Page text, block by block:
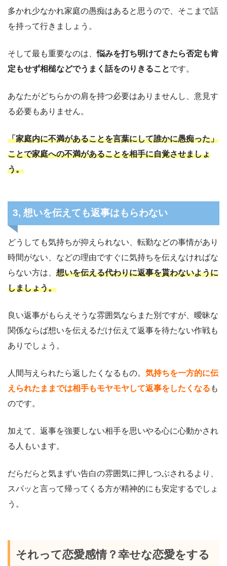
多かれ少なかれ家庭の愚痴はあると思うので、そこまで話
を持って行きましょう。
そして最も重要なのは、悩みを打ち明けてきたら否定も肯
定もせず相槌などでうまく話をのりきることです。
あなたがどちらかの肩を持つ必要はありませんし、意見す
る必要もありません。
「家庭内に不満があることを言葉にして誰かに愚痴った」
ことで家庭への不満があることを相手に自覚させましょ
う。
3, 想いを伝えても返事はもらわない
どうしても気持ちが抑えられない、転勤などの事情があり
時間がない、などの理由ですぐに気持ちを伝えなければな
らない方は、 想いを伝える代わりに返事を貰わないように
しましょう。
良い返事がもらえそうな雰囲気ならまた別ですが、曖昧な
関係ならば想いを伝えるだけ伝えて返事を待たない作戦も
ありでしょう。
人間与えられたら返したくなるもの。 気持ちを一方的に伝
えられたままでは相手もモヤモヤして返事をしたくなる も
のです。
加えて、返事を強要しない相手を思いやる心に心動かされ
る人もいます。
だらだらと気まずい告白の雰囲気に押しつぶされるより、
スパッと言って帰ってくる方が精神的にも安定するでしょ
う。
それって恋愛感情？幸せな恋愛をする